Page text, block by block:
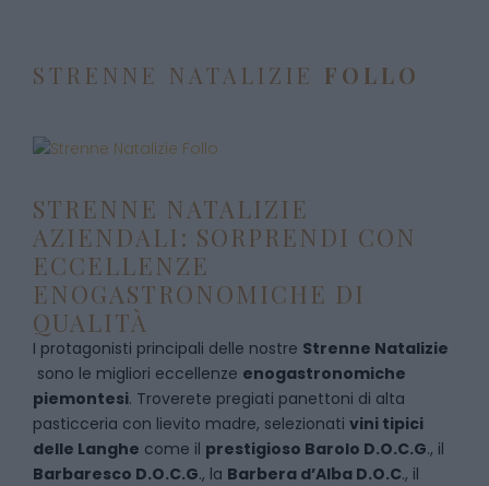
STRENNE NATALIZIE FOLLO
STRENNE NATALIZIE
AZIENDALI: SORPRENDI CON
ECCELLENZE
ENOGASTRONOMICHE DI
QUALITÀ
I protagonisti principali delle nostre Strenne Natalizie
sono le migliori eccellenze enogastronomiche
piemontesi. Troverete pregiati panettoni di alta
pasticceria con lievito madre, selezionati vini tipici
delle Langhe come il prestigioso Barolo D.O.C.G., il
Barbaresco D.O.C.G., la Barbera d’Alba D.O.C., il